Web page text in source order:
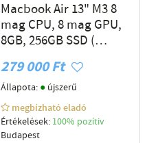
Macbook Air 13" M3 8
mag CPU, 8 mag GPU,
8GB, 256GB SSD (
279 000 Ft
Állapota: ●újszerű
megbízható eladó
Értékelések: 100% pozítiv
Budapest